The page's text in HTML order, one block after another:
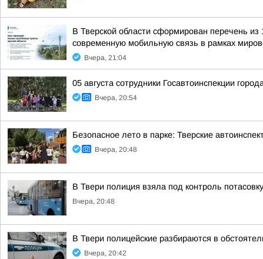
В Тверской области сформирован перечень
современную мобильную связь в рамках
Вчера, 21:04
05 августа сотрудники Госавтоинспекции
Вчера, 20:54
Безопасное лето в парке: Тверские
Вчера, 20:48
В Твери полиция взяла под контроль
Вчера, 20:48
В Твери полицейские разбираются в
Вчера, 20:42